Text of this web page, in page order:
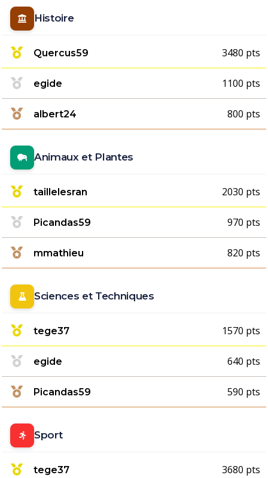
Histoire
Quercus59 3480 pts
egide 1100 pts
albert24 800 pts
Animaux et Plantes
taillelesran 2030 pts
Picandas59 970 pts
mmathieu 820 pts
Sciences et Techniques
tege37 1570 pts
egide 640 pts
Picandas59 590 pts
Sport
tege37 3680 pts